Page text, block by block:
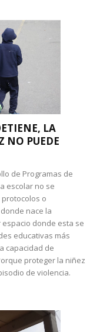
LA
NO PUEDE
de Programas de
escolar no se
o
nace la
donde esta se
educativas más
capacidad de
proteger la niñez
de violencia.